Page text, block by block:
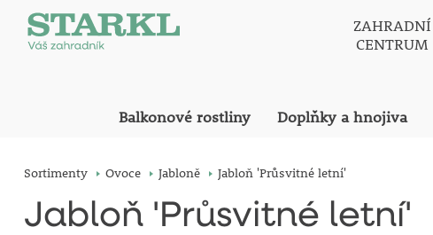
ZAHRADNÍ
CENTRUM
Balkonové rostliny Doplňky a hnojiva
Sortimenty Ovoce Jabloně Jabloň 'Průsvitné letní'
Jabloň 'Průsvitné letní'